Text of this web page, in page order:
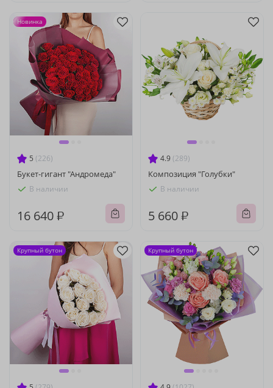
5 (226)
Букет-гигант "Андромеда"
В наличии
16 640 ₽
Новинка
4.9 (289)
Композиция "Голубки"
В наличии
5 660 ₽
Крупный бутон Крупный бутон